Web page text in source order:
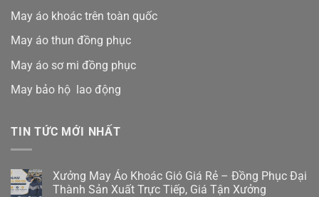
May áo khoác trên toàn quốc
May áo thun đồng phục
May áo sơ mi đồng phục
May bảo hộ lao động
TIN TỨC MỚI NHẤT
Xưởng May Áo Khoác Gió Giá Rẻ – Đồng Phục Đại
Thành Sản Xuất Trực Tiếp, Giá Tận Xưởng